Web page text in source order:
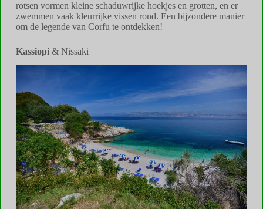
rotsen vormen kleine schaduwrijke hoekjes en grotten, en er
zwemmen vaak kleurrijke vissen rond. Een bijzondere manier
om de legende van Corfu te ontdekken!
Kassiopi& Nissaki